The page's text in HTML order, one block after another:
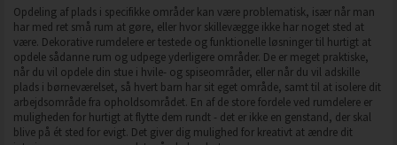
Opdeling af plads i specifikke områder kan være problematisk, især når man
har med ret små rum at gøre, eller hvor skillevægge ikke har noget sted at
være. Dekorative rumdelere er testede og funktionelle løsninger til hurtigt at
opdele sådanne rum og udpege yderligere områder. De er meget praktiske,
når du vil opdele din stue i hvile- og spiseområder, eller når du vil adskille
plads i børneværelset, så hvert barn har sit eget område, samt til at isolere dit
arbejdsområde fra opholdsområdet. En af de store fordele ved rumdelere er
muligheden for hurtigt at flytte dem rundt - det er ikke en genstand, der skal
blive på ét sted for evigt. Det giver dig mulighed for kreativt at ændre dit